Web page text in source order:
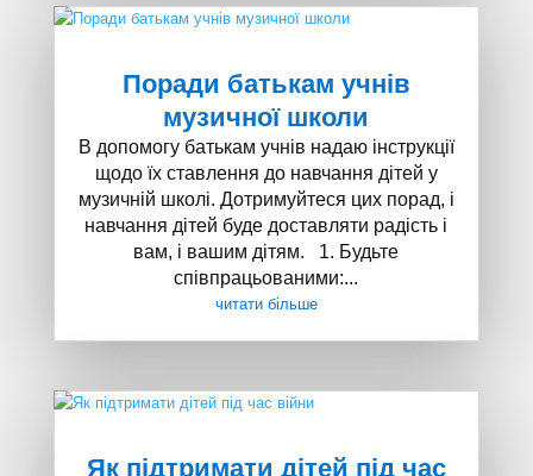
Поради батькам учнів
музичної школи
В допомогу батькам учнів надаю інструкції
щодо їх ставлення до навчання дітей у
музичній школі. Дотримуйтеся цих порад, і
навчання дітей буде доставляти радість і
вам, і вашим дітям. 1. Будьте
співпрацьованими:...
читати більше
Як підтримати дітей під час